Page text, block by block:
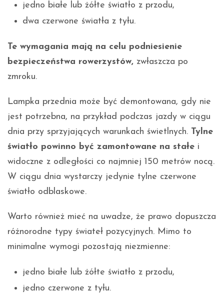
jedno białe lub żółte światło z przodu,
dwa czerwone światła z tyłu.
Te wymagania mają na celu podniesienie
bezpieczeństwa rowerzystów, zwłaszcza po
zmroku.
Lampka przednia może być demontowana, gdy nie
jest potrzebna, na przykład podczas jazdy w ciągu
dnia przy sprzyjających warunkach świetlnych. Tylne
światło powinno być zamontowane na stałe i
widoczne z odległości co najmniej 150 metrów nocą.
W ciągu dnia wystarczy jedynie tylne czerwone
światło odblaskowe.
Warto również mieć na uwadze, że prawo dopuszcza
różnorodne typy świateł pozycyjnych. Mimo to
minimalne wymogi pozostają niezmienne:
jedno białe lub żółte światło z przodu,
jedno czerwone z tyłu.